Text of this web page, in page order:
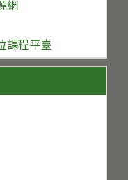
網
課程平臺